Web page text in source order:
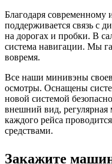
Благодаря
поддерживается связь с
на дорогах и пробки. В
система навигации. Мы
вовремя.
Все наши минивэны
осмотры. Оснащены
новой системой
внешний вид, регулярная
каждого рейса
средствами.
Закажите